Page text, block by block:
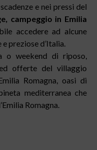
e nei pressi del
campeggio in Emilia
accedere ad alcune
preziose d’Italia.
o weekend di riposo,
offerte del villaggio
Romagna, oasi di
mediterranea che
Romagna.